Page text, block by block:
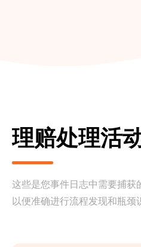
程中
复活
示例 true
确目
就能
为何重要
案而
高首
此
理赔处理活
这些是您事件日志中需要捕获
以便准确进行流程发现和瓶颈